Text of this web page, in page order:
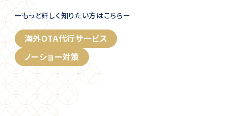
ーもっと詳しく知りたい方はこちらー
海外OTA代行サービス
ノーショー対策